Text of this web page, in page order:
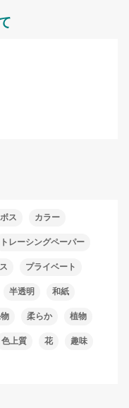
ス カラー
トレーシングペーパー
プライベート
半透明 和紙
柔らか 植物
色上質 花 趣味